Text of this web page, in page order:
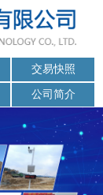
交易快照
公司简介